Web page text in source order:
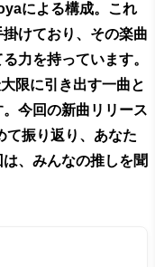
による構成。これ
けており、その楽曲
力を持っています。
限に引き出す一曲と
今回の新曲リリース
て振り返り、あなた
、みんなの推しを聞